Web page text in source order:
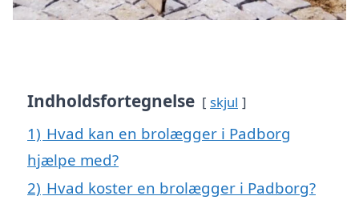
Indholdsfortegnelse skjul
1) Hvad kan en brolægger i Padborg
hjælpe med?
2) Hvad koster en brolægger i Padborg?